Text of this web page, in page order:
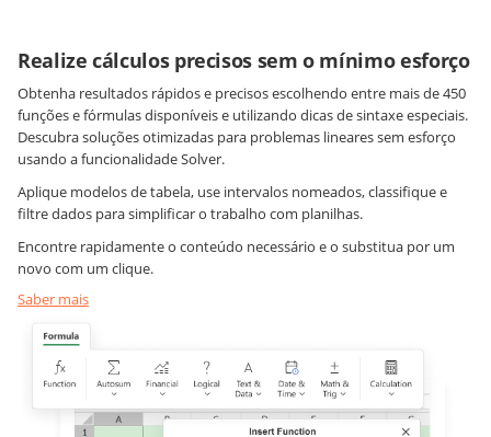
Realize cálculos precisos sem o mínimo esforço
Obtenha resultados rápidos e precisos escolhendo entre mais de 450
funções e fórmulas disponíveis e utilizando dicas de sintaxe especiais.
Descubra soluções otimizadas para problemas lineares sem esforço
usando a funcionalidade Solver.
Aplique modelos de tabela, use intervalos nomeados, classifique e
filtre dados para simplificar o trabalho com planilhas.
Encontre rapidamente o conteúdo necessário e o substitua por um
novo com um clique.
Saber mais